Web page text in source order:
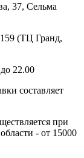
37, Сельма
(ТЦ Гранд,
22.00
составляет
при
- от 15000